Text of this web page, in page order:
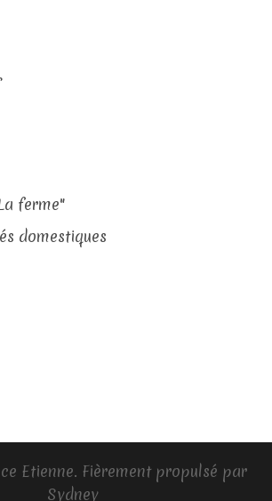
ferme"
domestiques
Etienne. Fièrement propulsé par
Sydney